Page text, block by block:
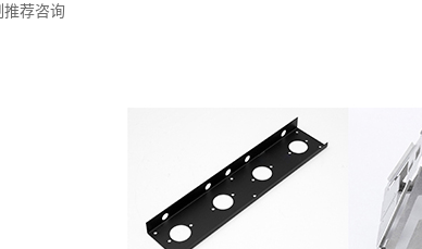
荐咨询